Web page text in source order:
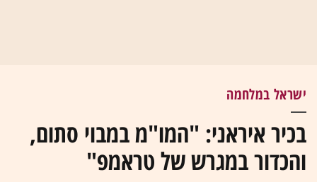
ישראל במלחמה
בכיר איראני: "המו"מ במבוי סתום,
והכדור במגרש של טראמפ"